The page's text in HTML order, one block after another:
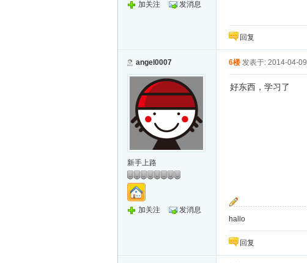
加关注 发消息
回复
angel0007
新手上路
加关注 发消息
6楼 发表于: 2014-04-09
好东西，学习了
hallo
回复